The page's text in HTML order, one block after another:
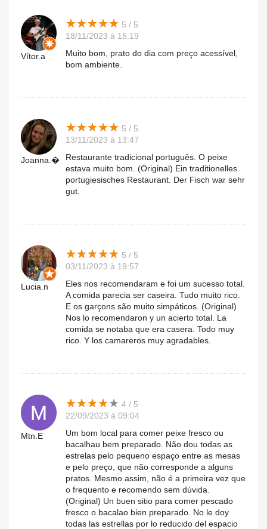
Vítor.a
★★★★★
★★★★★ 5 / 5
18/11/2023 à 15:19
Muito bom, prato do dia com preço acessível,
bom ambiente.
Joanna.�
★★★★★
★★★★★ 5 / 5
13/11/2023 à 13:47
Restaurante tradicional português. O peixe
estava muito bom. (Original) Ein traditionelles
portugiesisches Restaurant. Der Fisch war sehr
gut.
Lucia.n
★★★★★
★★★★★ 5 / 5
03/11/2023 à 19:57
Eles nos recomendaram e foi um sucesso total.
A comida parecia ser caseira. Tudo muito rico.
E os garçons são muito simpáticos. (Original)
Nos lo recomendaron y un acierto total. La
comida se notaba que era casera. Todo muy
rico. Y los camareros muy agradables.
Mtn.E
★★★★★
★★★★★ 4 / 5
22/09/2023 à 09:04
Um bom local para comer peixe fresco ou
bacalhau bem preparado. Não dou todas as
estrelas pelo pequeno espaço entre as mesas
e pelo preço, que não corresponde a alguns
pratos. Mesmo assim, não é a primeira vez que
o frequento e recomendo sem dúvida.
(Original) Un buen sitio para comer pescado
fresco o bacalao bien preparado. No le doy
todas las estrellas por lo reducido del espacio